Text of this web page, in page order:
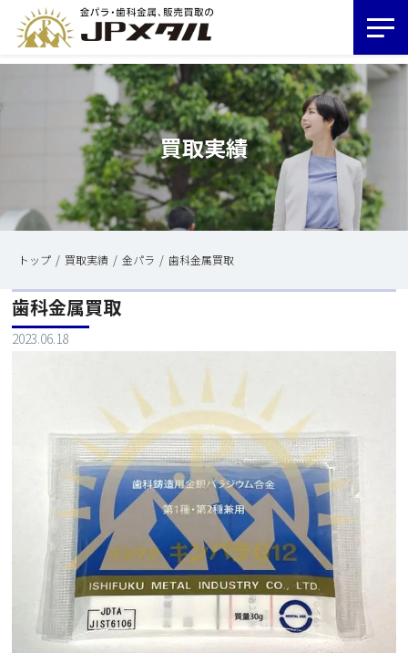
買取実績
トップ 買取実績 金パラ 歯科金属買取
歯科金属買取
2023.06.18